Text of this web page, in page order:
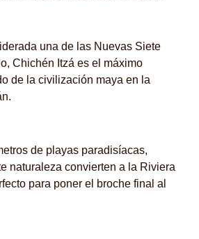
una de las Nuevas Siete
Chichén Itzá es el máximo
de la civilización maya en la
de playas paradisíacas,
naturaleza convierten a la Riviera
para poner el broche final al